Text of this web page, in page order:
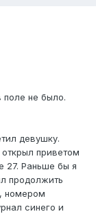
поле не было.
девушку.
приветом
27. Раньше бы я
продолжить
номером
синего и